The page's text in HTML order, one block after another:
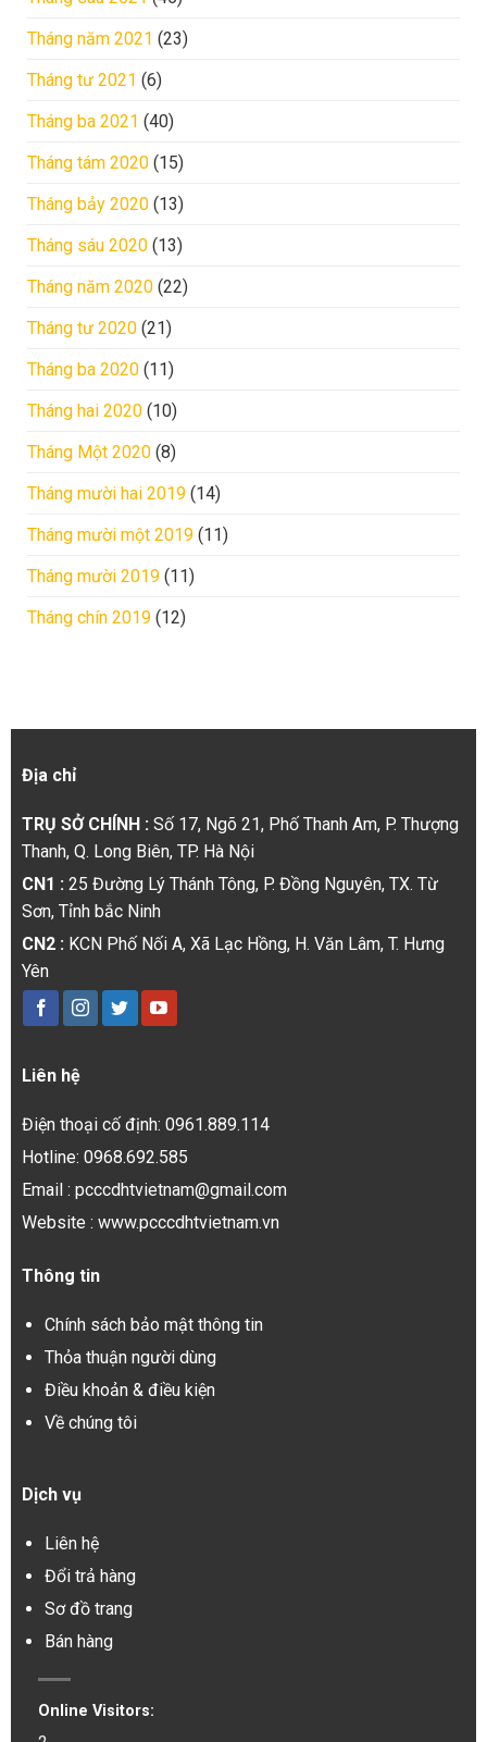
Tháng năm 2021 (23)
Tháng tư 2021 (6)
Tháng ba 2021 (40)
Tháng tám 2020 (15)
Tháng bảy 2020 (13)
Tháng sáu 2020 (13)
Tháng năm 2020 (22)
Tháng tư 2020 (21)
Tháng ba 2020 (11)
Tháng hai 2020 (10)
Tháng Một 2020 (8)
Tháng mười hai 2019 (14)
Tháng mười một 2019 (11)
Tháng mười 2019 (11)
Tháng chín 2019 (12)
Địa chỉ
TRỤ SỞ CHÍNH : Số 17, Ngõ 21, Phố Thanh Am, P. Thượng
Thanh, Q. Long Biên, TP. Hà Nội
CN1 : 25 Đường Lý Thánh Tông, P. Đồng Nguyên, TX. Từ
Sơn, Tỉnh bắc Ninh
CN2 : KCN Phố Nối A, Xã Lạc Hồng, H. Văn Lâm, T. Hưng
Yên
Liên hệ
Điện thoại cố định: 0961.889.114
Hotline: 0968.692.585
Email : pcccdhtvietnam@gmail.com
Website : www.pcccdhtvietnam.vn
Thông tin
Chính sách bảo mật thông tin
Thỏa thuận người dùng
Điều khoản & điều kiện
Về chúng tôi
Dịch vụ
Liên hệ
Đổi trả hàng
Sơ đồ trang
Bán hàng
Online Visitors: